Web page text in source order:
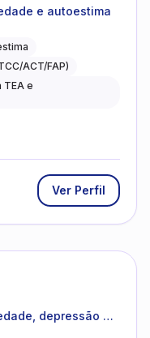
e autoestima
ACT/FAP)
TEA e
Ver Perfil
depressão e